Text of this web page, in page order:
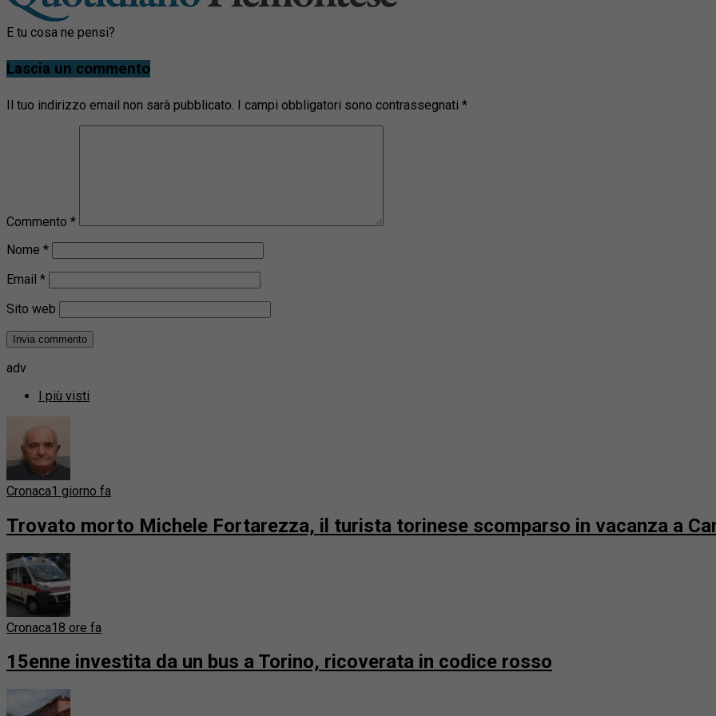
E tu cosa ne pensi?
Lascia un commento
Il tuo indirizzo email non sarà pubblicato. I campi obbligatori sono contrassegnati *
Commento *
Nome *
Email *
Sito web
adv
I più visti
Cronaca1 giorno fa
Trovato morto Michele Fortarezza, il turista torinese scomparso in vacanza a
Cronaca18 ore fa
15enne investita da un bus a Torino, ricoverata in codice rosso